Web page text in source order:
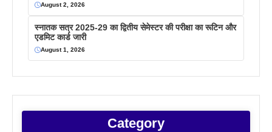
August 2, 2026
स्नातक सत्र 2025-29 का द्वितीय सेमेस्टर की परीक्षा का रूटिन और
एडमिट कार्ड जारी
August 1, 2026
Category